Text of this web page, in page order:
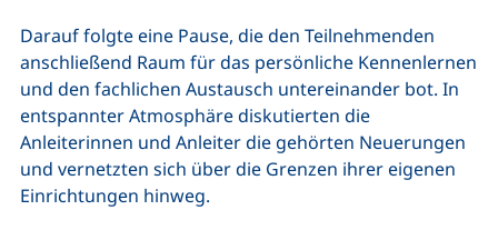
Darauf folgte eine Pause, die den Teilnehmenden
anschließend Raum für das persönliche Kennenlernen
und den fachlichen Austausch untereinander bot. In
entspannter Atmosphäre diskutierten die
Anleiterinnen und Anleiter die gehörten Neuerungen
und vernetzten sich über die Grenzen ihrer eigenen
Einrichtungen hinweg.